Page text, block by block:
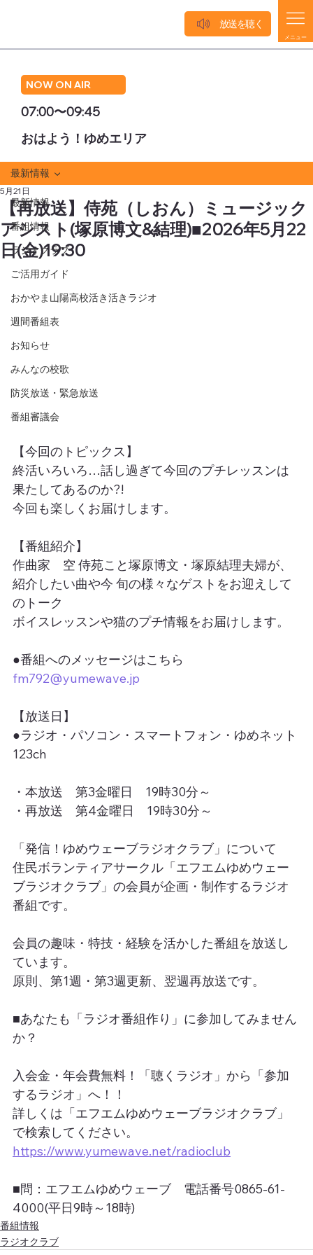
NOW ON AIR
07:00〜09:45
おはよう！ゆめエリア
メニュー
放送を聴く
最新情報
番組情報
ラジオクラブ
ご活用ガイド
おかやま山陽高校活き活きラジオ
週間番組表
お知らせ
みんなの校歌
防災放送・緊急放送
番組審議会
最新情報
【再放送】侍苑（しおん）ミュージック
アシスト(塚原博文&結理)■2026年5月22
日(金)19:30
5月21日
【今回のトピックス】
終活いろいろ…話し過ぎて今回のプチレッスンは
果たしてあるのか?!
今回も楽しくお届けします。
【番組紹介】
作曲家　空 侍苑こと塚原博文・塚原結理夫婦が、
紹介したい曲や今 旬の様々なゲストをお迎えして
のトーク
ボイスレッスンや猫のプチ情報をお届けします。
●番組へのメッセージはこちら
fm792@yumewave.jp
【放送日】
●ラジオ・パソコン・スマートフォン・ゆめネット
123ch
・本放送　第3金曜日　19時30分～
・再放送　第4金曜日　19時30分～
「発信！ゆめウェーブラジオクラブ」について
住民ボランティアサークル「エフエムゆめウェー
ブラジオクラブ」の会員が企画・制作するラジオ
番組です。
会員の趣味・特技・経験を活かした番組を放送し
ています。
原則、第1週・第3週更新、翌週再放送です。
■あなたも「ラジオ番組作り」に参加してみません
か？
入会金・年会費無料！「聴くラジオ」から「参加
するラジオ」へ！！
詳しくは「エフエムゆめウェーブラジオクラブ」
で検索してください。
https://www.yumewave.net/radioclub
■問：エフエムゆめウェーブ　電話番号0865-61-
4000(平日9時～18時)
番組情報
ラジオクラブ